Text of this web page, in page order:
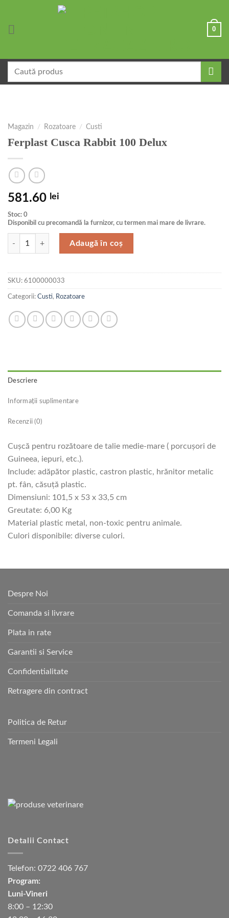
0
după:
Magazin / Rozatoare / Custi
Ferplast Cusca Rabbit 100 Delux
581.60 lei
Stoc: 0
Disponibil cu precomandă la furnizor, cu termen mai mare de livrare.
Cantitate Ferplast Cusca Rabbit 100 Delux
Adaugă în coș
SKU: 6100000033
Categorii: Custi, Rozatoare
Descriere
Informații suplimentare
Recenzii (0)
Cuşcă pentru rozătoare de talie medie-mare ( porcuşori de
Guineea, iepuri, etc.).
Include: adăpător plastic, castron plastic, hrănitor metalic
pt. fân, căsuţă plastic.
Dimensiuni: 101,5 x 53 x 33,5 cm
Greutate: 6,00 Kg
Material plastic metal, non-toxic pentru animale.
Culori disponibile: diverse culori.
Despre Noi
Comanda si livrare
Plata in rate
Garantii si Service
Confidentialitate
Retragere din contract
Politica de Retur
Termeni Legali
Detalii Contact
Telefon: 0722 406 767
Program:
Luni-Vineri
8:00 – 12:30